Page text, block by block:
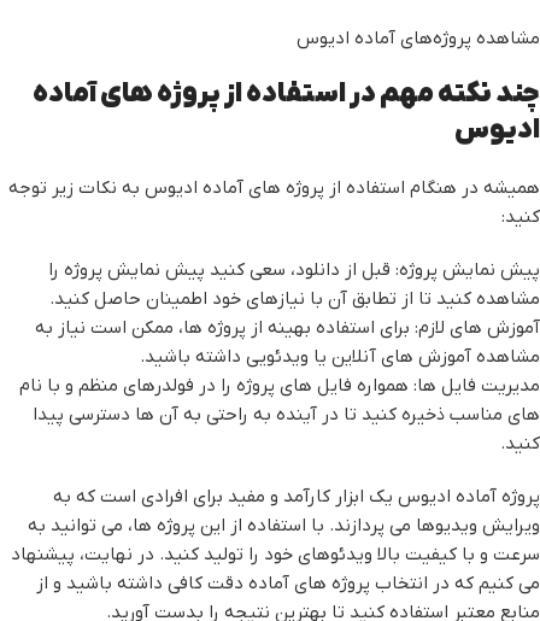
مشاهده پروژه‌های آماده ادیوس
چند نکته مهم در استفاده از پروژه های آماده
ادیوس
همیشه در هنگام استفاده از پروژه های آماده ادیوس به نکات زیر توجه
کنید:
پیش نمایش پروژه: قبل از دانلود، سعی کنید پیش نمایش پروژه را
مشاهده کنید تا از تطابق آن با نیازهای خود اطمینان حاصل کنید.
آموزش های لازم: برای استفاده بهینه از پروژه ها، ممکن است نیاز به
مشاهده آموزش های آنلاین یا ویدئویی داشته باشید.
مدیریت فایل ها: همواره فایل های پروژه را در فولدرهای منظم و با نام
های مناسب ذخیره کنید تا در آینده به راحتی به آن ها دسترسی پیدا
کنید.
پروژه آماده ادیوس یک ابزار کارآمد و مفید برای افرادی است که به
ویرایش ویدیوها می پردازند. با استفاده از این پروژه ها، می توانید به
سرعت و با کیفیت بالا ویدئوهای خود را تولید کنید. در نهایت، پیشنهاد
می کنیم که در انتخاب پروژه های آماده دقت کافی داشته باشید و از
منابع معتبر استفاده کنید تا بهترین نتیجه را بدست آورید.